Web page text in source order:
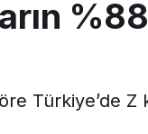
Türkiye’de Z